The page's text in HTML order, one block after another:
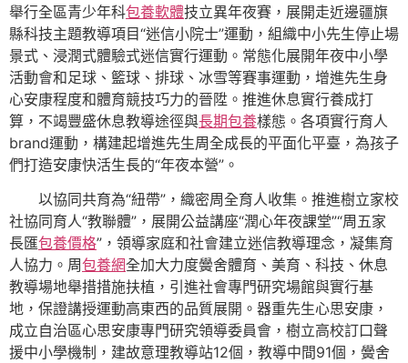
舉行全區青少年科包養軟體技立異年夜賽，展開走近邊疆旗
縣科技主題教導項目“迷信小院士”運動，組織中小先生停止場
景式、浸潤式體驗式迷信實行運動。常態化展開年夜中小學
活動會和足球、籃球、排球、冰雪等賽事運動，增進先生身
心安康程度和體育競技巧力的晉陞。推進休息實行養成打
算，不竭豐盛休息教導途徑與長期包養樣態。各項實行育人
brand運動，構建起增進先生周全成長的平面化平臺，為孩子
們打造安康快活生長的“年夜本營”。
以協同共育為“紐帶”，織密周全育人收集。推進樹立家校
社協同育人“教聯體”，展開公益講座“潤心年夜課堂”“周五家
長匯包養價格”，領導家庭和社會建立迷信教導理念，凝集育
人協力。周包養網全加大力度黌舍體育、美育、科技、休息
教導場地舉措措施扶植，引進社會專門研究場館與實行基
地，保證講授運動高東西的品質展開。器重先生心思安康，
成立自治區心思安康專門研究領導委員會，樹立高校訂口聲
援中小學機制，建故意理教導站12個，教導中間91個，黌舍